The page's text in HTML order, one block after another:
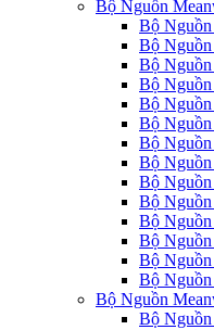
Bộ Nguồn
Bộ
Bộ
Bộ
Bộ
Bộ
Bộ
Bộ
Bộ
Bộ
Bộ
Bộ
Bộ
Bộ
Bộ
Bộ Nguồn
Bộ